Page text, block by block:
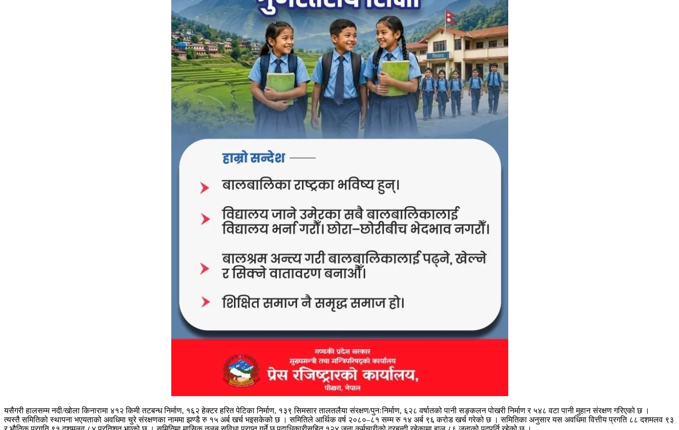
यसैगरी हालसम्म नदी/खोला किनारामा ४१२ किमी तटबन्ध निर्माण, १६२ हेक्टर हरित पेटिका निर्माण, १३९ सिमसार तालतलैया संरक्षण/पुनःनिर्माण, ६२८ वर्षातको पानी सङ्कलन पोखरी निर्माण र ५४८ वटा पानी मुहान संरक्षण गरिएको छ ।
त्यस्तै समितिको स्थापना भएयताको अवधिमा चुरे संरक्षणका नाममा झण्डै रु १५ अर्ब खर्च भइसकेको छ । समितिले आर्थिक वर्ष २०८०–८१ सम्म रु १४ अर्ब ९६ करोड खर्च गरेको छ । समितिका अनुसार यस अवधिमा वित्तीय प्रगति ८८ दशमलव ९३